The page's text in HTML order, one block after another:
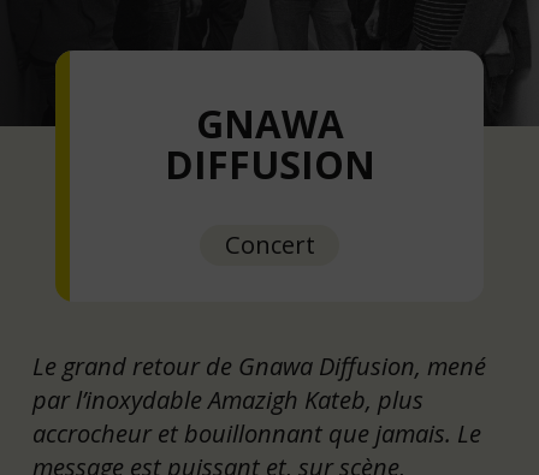
GNAWA
DIFFUSION
Concert
Le grand retour de Gnawa Diffusion, mené
par l’inoxydable Amazigh Kateb, plus
accrocheur et bouillonnant que jamais. Le
message est puissant et, sur scène,